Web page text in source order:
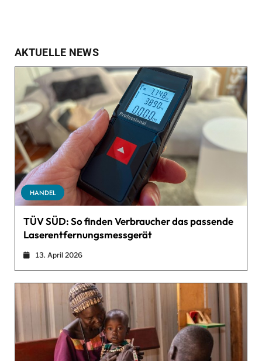
AKTUELLE NEWS
HANDEL
TÜV SÜD: So finden Verbraucher das passende
Laserentfernungsmessgerät
13. April 2026